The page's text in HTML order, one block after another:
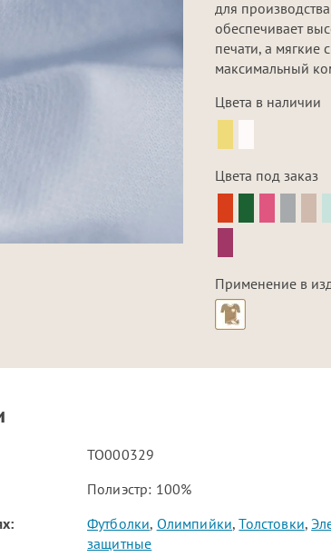
для
обеспечивает
печати, а мягкие
максимальный
Цвета в наличии
Цвета под заказ
Применение в
TO000329
Полиэстр: 100%
Футболки, Олимпийки,Толстовки,
защитные